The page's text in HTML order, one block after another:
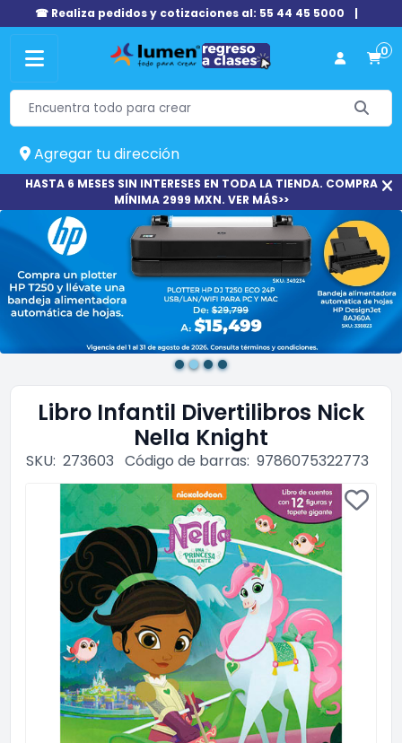
☎ Realiza pedidos y cotizaciones al: 55 44 45 5000 |
0
Agregar tu dirección
HASTA 6 MESES SIN INTERESES EN TODA LA TIENDA. COMPRA
MÍNIMA 2999 MXN. VER MÁS>>
Libro Infantil Divertilibros Nick
Nella Knight
SKU: 273603 Código de barras: 9786075322773